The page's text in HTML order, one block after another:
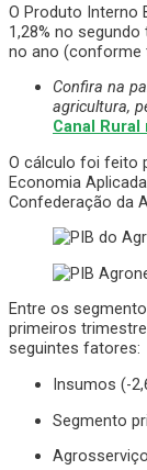
O Produto Interno
1,28% no
no ano (conforme
Confira na
agricultura,
Canal Rural
O cálculo foi feito
Economia Aplicada
Confederação da
Entre os
primeiros
seguintes fatores:
Insumos (-
Segmento